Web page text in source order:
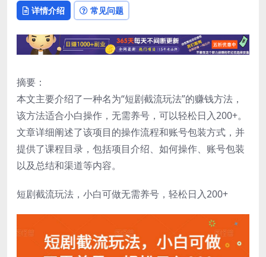
详情介绍 常见问题
摘要：
本文主要介绍了一种名为“短剧截流玩法”的赚钱方法，
该方法适合小白操作，无需养号，可以轻松日入200+。
文章详细阐述了该项目的操作流程和账号包装方式，并
提供了课程目录，包括项目介绍、如何操作、账号包装
以及总结和渠道等内容。
短剧截流玩法，小白可做无需养号，轻松日入200+